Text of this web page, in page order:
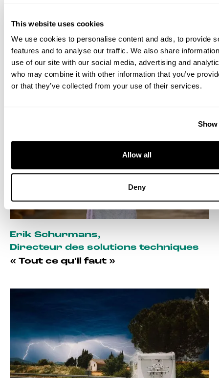
This website uses cookies
We use cookies to personalise content and ads, to provide
features and to analyse our traffic. We also share
use of our site with our social media, advertising and
who may combine it with other information that you’ve
or that they’ve collected from your use of their services.
Allow all
Deny
Pascal de Jong,
« Je continue de grandir »
Erik Schurmans,
Directeur des solutions techniques
« Tout ce qu'il faut »